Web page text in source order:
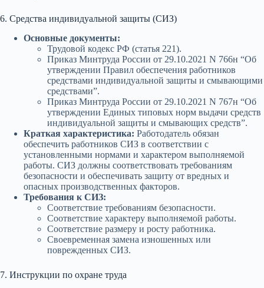
6. Средства индивидуальной защиты (СИЗ)
Основные документы:
Трудовой кодекс РФ (статья 221).
Приказ Минтруда России от 29.10.2021 N 766н “Об
утверждении Правил обеспечения работников
средствами индивидуальной защиты и смывающими
средствами”.
Приказ Минтруда России от 29.10.2021 N 767н “Об
утверждении Единых типовых норм выдачи средств
индивидуальной защиты и смывающих средств”.
Краткая характеристика: Работодатель обязан
обеспечить работников СИЗ в соответствии с
установленными нормами и характером выполняемой
работы. СИЗ должны соответствовать требованиям
безопасности и обеспечивать защиту от вредных и
опасных производственных факторов.
Требования к СИЗ:
Соответствие требованиям безопасности.
Соответствие характеру выполняемой работы.
Соответствие размеру и росту работника.
Своевременная замена изношенных или
поврежденных СИЗ.
7. Инструкции по охране труда